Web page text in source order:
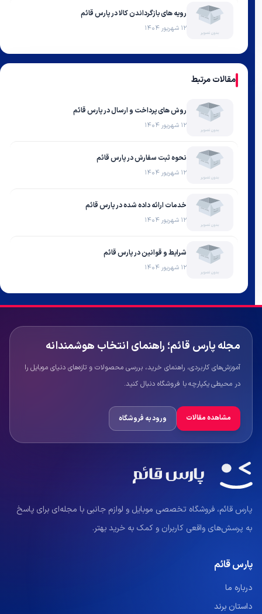
رویه های بازگرداندن کالا در پارس قائم
مقالات مرتبط
روش های پرداخت و ارسال در پارس قائم
نحوه ثبت سفارش در پارس قائم
خدمات ارائه داده شده در پارس قائم
شرایط و قوانین در پارس قائم
مجله پارس قائم؛ راهنمای انتخاب هوشمندانه
آموزش‌های کاربردی، راهنمای خرید، بررسی محصولات و تازه‌های دنیای موبایل را
در محیطی یکپارچه با فروشگاه دنبال کنید.
مشاهده مقالات ورود به فروشگاه
پارس قائم، فروشگاه تخصصی موبایل و لوازم جانبی با مجله‌ای برای پاسخ
به پرسش‌های واقعی کاربران و کمک به خرید بهتر.
پارس قائم
درباره ما
داستان برند